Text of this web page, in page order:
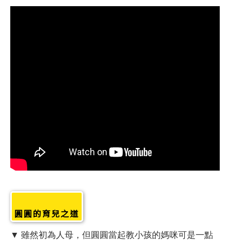
圓圓的育兒之道
▼ 雖然初為人母，但圓圓當起教小孩的媽咪可是一點